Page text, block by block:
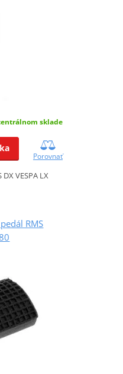
sklade
Porovnať
DX VESPA LX
RMS